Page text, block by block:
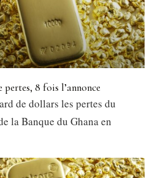
8 fois l’annonce
de dollars les pertes du
la Banque du Ghana en